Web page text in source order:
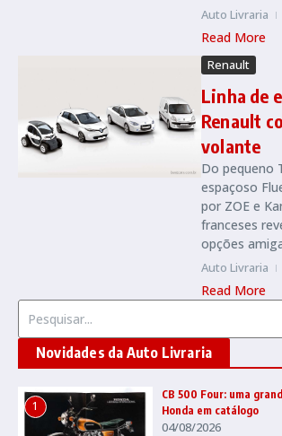
Auto Livraria
Read More
Renault
Linha de
Renault
volante
Do pequeno
espaçoso
por ZOE e
franceses
opções
Auto Livraria
Read More
Novidades da Auto Livraria
1
CB 500 Four: uma
Honda em catálogo
04/08/2026